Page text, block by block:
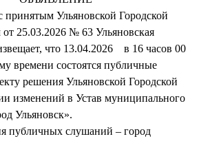
принятым Ульяновской Городской
25.03.2026 № 63 Ульяновская
что 13.04.2026 в 16 часов 00
времени состоятся публичные
решения Ульяновской Городской
изменений в Устав муниципального
Ульяновск».
публичных слушаний – город